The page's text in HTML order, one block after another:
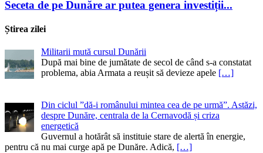
Seceta de pe Dunăre ar putea genera investiții...
Știrea zilei
Militarii mută cursul Dunării
După mai bine de jumătate de secol de când s-a constatat
problema, abia Armata a reușit să devieze apele […]
Din ciclul ”dă-i românului mintea cea de pe urmă”. Astăzi,
despre Dunăre, centrala de la Cernavodă și criza
energetică
Guvernul a hotărât să instituie stare de alertă în energie,
pentru că nu mai curge apă pe Dunăre. Adică, […]